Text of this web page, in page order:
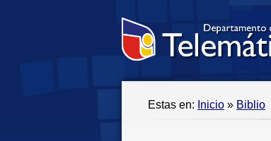
Estas en: Inicio » Biblio